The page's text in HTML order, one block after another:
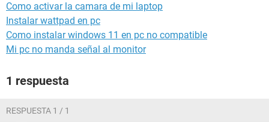
Como activar la camara de mi laptop
Instalar wattpad en pc
Como instalar windows 11 en pc no compatible
Mi pc no manda señal al monitor
1 respuesta
RESPUESTA 1 / 1